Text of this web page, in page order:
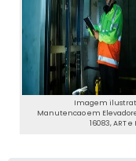
Imagem
Manutencao em
16083, ART e